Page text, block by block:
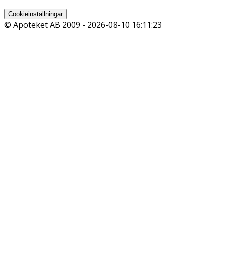
Cookieinställningar
© Apoteket AB 2009 - 2026-08-10 16:11:23